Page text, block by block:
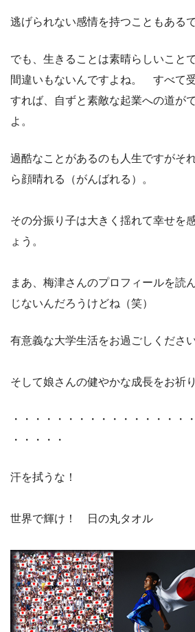
逃げられない感情を持つこともある
でも、生きることは素晴らしいこと
間違いもないんですよね。 すべて
すれば、自ずと素敵な起業への道が
よ。
過酷なことがあるのも人生ですがそ
ら顔晴れる（がんばれる）。
その分振り子は大きく揺れて幸せを
ょう。
まあ、梅津さんのプロフィールを読
じないんだろうけどね（笑）
有意義な大学生活をお過ごしくださ
そして娘さんの健やかな成長をお祈
・・・・・・・・・・・・・・・・
・・・・・
汗を拭うな！
世界で輝け！ 日の丸タオル